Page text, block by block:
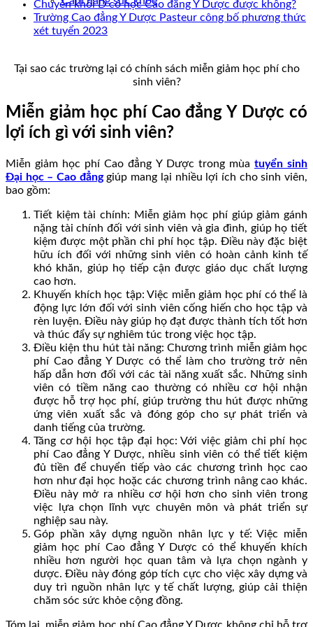
Chuyên khối D có học Cao đẳng Y Dược được không?
Trường Cao đẳng Y Dược Pasteur công bố phương thức
xét tuyển 2023
Tại sao các trường lại có chính sách miễn giảm học phí cho
sinh viên?
Miễn giảm học phí Cao đẳng Y Dược có
lợi ích gì với sinh viên?
Miễn giảm học phí Cao đẳng Y Dược trong mùa tuyển sinh
Đại học – Cao đẳnggiúp mang lại nhiều lợi ích cho sinh viên,
bao gồm:
Tiết kiệm tài chính: Miễn giảm học phí giúp giảm gánh
nặng tài chính đối với sinh viên và gia đình, giúp họ tiết
kiệm được một phần chi phí học tập. Điều này đặc biệt
hữu ích đối với những sinh viên có hoàn cảnh kinh tế
khó khăn, giúp họ tiếp cận được giáo dục chất lượng
cao hơn.
Khuyến khích học tập: Việc miễn giảm học phí có thể là
động lực lớn đối với sinh viên cống hiến cho học tập và
rèn luyện. Điều này giúp họ đạt được thành tích tốt hơn
và thúc đẩy sự nghiêm túc trong việc học tập.
Điều kiện thu hút tài năng: Chương trình miễn giảm học
phí Cao đẳng Y Dược có thể làm cho trường trở nên
hấp dẫn hơn đối với các tài năng xuất sắc. Những sinh
viên có tiềm năng cao thường có nhiều cơ hội nhận
được hỗ trợ học phí, giúp trường thu hút được những
ứng viên xuất sắc và đóng góp cho sự phát triển và
danh tiếng của trường.
Tăng cơ hội học tập đại học: Với việc giảm chi phí học
phí Cao đẳng Y Dược, nhiều sinh viên có thể tiết kiệm
đủ tiền để chuyển tiếp vào các chương trình học cao
hơn như đại học hoặc các chương trình nâng cao khác.
Điều này mở ra nhiều cơ hội hơn cho sinh viên trong
việc lựa chọn lĩnh vực chuyên môn và phát triển sự
nghiệp sau này.
Góp phần xây dựng nguồn nhân lực y tế: Việc miễn
giảm học phí Cao đẳng Y Dược có thể khuyến khích
nhiều hơn người học quan tâm và lựa chọn ngành y
dược. Điều này đóng góp tích cực cho việc xây dựng và
duy trì nguồn nhân lực y tế chất lượng, giúp cải thiện
chăm sóc sức khỏe cộng đồng.
Tóm lại, miễn giảm học phí Cao đẳng Y Dược không chỉ hỗ trợ